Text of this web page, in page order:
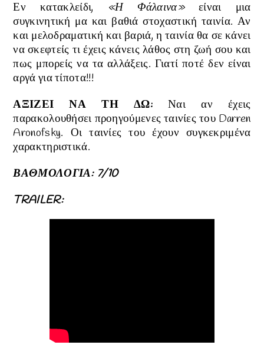
Εν κατακλείδι, «Η Φάλαινα»είναι μια
συγκινητική μα και βαθιά στοχαστική ταινία. Αν
και μελοδραματική και βαριά, η ταινία θα σε κάνει
να σκεφτείς τι έχεις κάνεις λάθος στη ζωή σου και
πως μπορείς να τα αλλάξεις. Γιατί ποτέ δεν είναι
αργά για τίποτα!!!
ΑΞΙΖΕΙ ΝΑ ΤΗ ΔΩ:Ναι αν έχεις
παρακολουθήσει προηγούμενες ταινίες του Darren
Aronofsky. Οι ταινίες του έχουν συγκεκριμένα
χαρακτηριστικά.
ΒΑΘΜΟΛΟΓΙΑ: 7/10
TRAILER: